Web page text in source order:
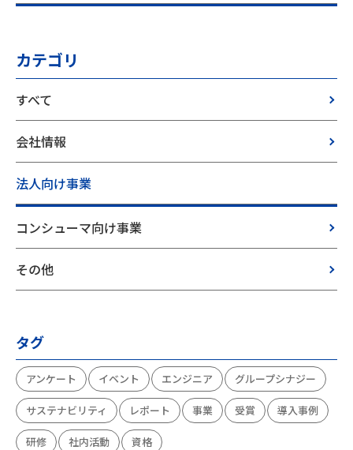
カテゴリ
すべて
会社情報
法人向け事業
コンシューマ向け事業
その他
タグ
アンケート イベント エンジニア グループシナジー
サステナビリティ レポート 事業 受賞 導入事例
研修 社内活動 資格